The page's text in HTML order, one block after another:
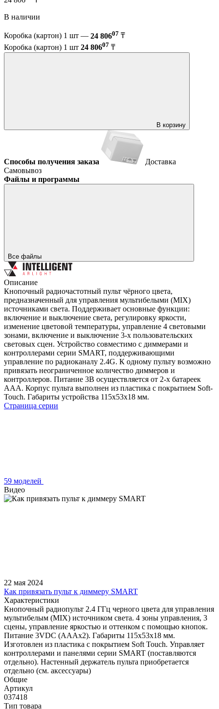
В наличии
Коробка (картон) 1 шт — 24 80607 ₸
Коробка (картон) 1 шт 24 80607 ₸
В корзину
Способы получения заказа
Доставка
Самовывоз
Файлы и программы
Все файлы
Описание
Кнопочный радиочастотный пульт чёрного цвета,
предназначенный для управления мультибелыми (MIX)
источниками света. Поддерживает основные функции:
включение и выключение света, регулировку яркости,
изменение цветовой температуры, управление 4 световыми
зонами, включение и выключение 3-х пользовательских
световых сцен. Устройство совместимо с диммерами и
контроллерами серии SMART, поддерживающими
управление по радиоканалу 2.4G. К одному пульту возможно
привязать неограниченное количество диммеров и
контроллеров. Питание 3В осуществляется от 2-х батареек
ААА. Корпус пульта выполнен из пластика с покрытием Soft-
Touch. Габариты устройства 115x53x18 мм.
Страница серии
59 моделей
Видео
22 мая 2024
Как привязать пульт к диммеру SMART
Характеристики
Кнопочный радиопульт 2.4 ГГц черного цвета для управления
мультибелым (MIX) источником света. 4 зоны управления, 3
сцены, управление яркостью и оттенком с помощью кнопок.
Питание 3VDC (AAAx2). Габариты 115x53x18 мм.
Изготовлен из пластика с покрытием Soft Touch. Управляет
контроллерами и панелями серии SMART (поставляются
отдельно). Настенный держатель пульта приобретается
отдельно (см. аксессуары)
Общие
Артикул
037418
Тип товара